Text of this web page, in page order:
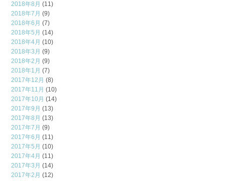
2018年8月 (11)
2018年7月 (9)
2018年6月 (7)
2018年5月 (14)
2018年4月 (10)
2018年3月 (9)
2018年2月 (9)
2018年1月 (7)
2017年12月 (8)
2017年11月 (10)
2017年10月 (14)
2017年9月 (13)
2017年8月 (13)
2017年7月 (9)
2017年6月 (11)
2017年5月 (10)
2017年4月 (11)
2017年3月 (14)
2017年2月 (12)